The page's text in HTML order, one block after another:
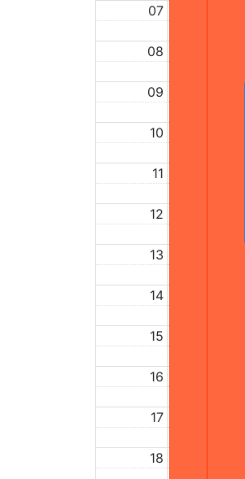
07
08
09
10
11
12
13
14
15
16
17
18